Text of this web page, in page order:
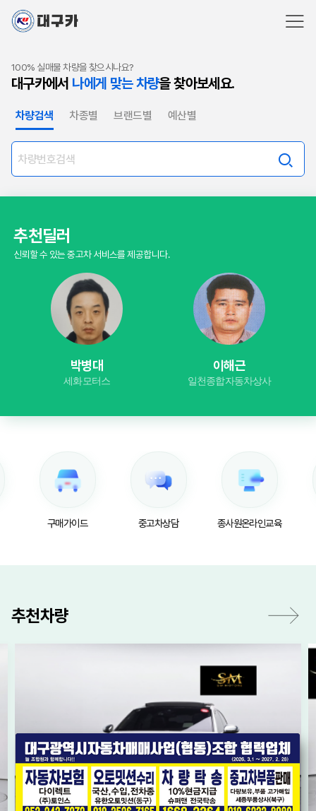
100% 실매물 차량을 찾으시나요?
대구카에서 나에게 맞는 차량을 찾아보세요.
차량검색 차종별 브랜드별 예산별
추천딜러
신뢰할 수 있는 중고차 서비스를 제공합니다.
박병대
세화모터스
이해근
일천종합자동차상사
구매가이드 중고차상담 종사원온라인교육
추천차량